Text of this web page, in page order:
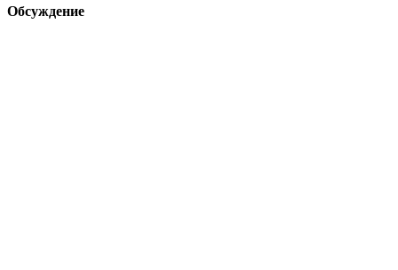
Обсуждение